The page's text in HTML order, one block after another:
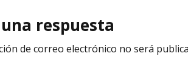
respuesta
de correo electrónico no será